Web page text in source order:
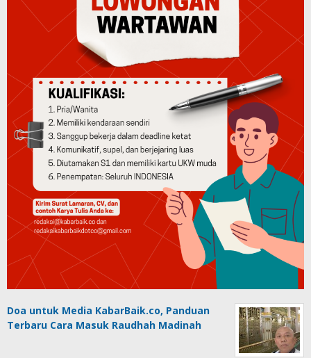
Doa untuk Media KabarBaik.co, Panduan
Terbaru Cara Masuk Raudhah Madinah